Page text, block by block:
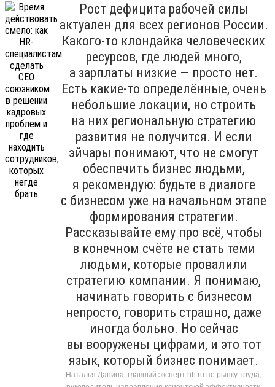
Рост дефицита рабочей силы
актуален для всех регионов России.
Какого-то клондайка человеческих
ресурсов, где людей много,
а зарплаты низкие — просто нет.
Есть какие-то определённые, очень
небольшие локации, но строить
на них региональную стратегию
развития не получится. И если
эйчары понимают, что не смогут
обеспечить бизнес людьми,
я рекомендую: будьте в диалоге
с бизнесом уже на начальном этапе
формирования стратегии.
Рассказывайте ему про всё, чтобы
в конечном счёте не стать теми
людьми, которые провалили
стратегию компании. Я понимаю,
начинать говорить с бизнесом
непросто, говорить страшно, даже
иногда больно. Но сейчас
вы вооружены цифрами, и это тот
язык, который бизнес понимает.
Наталья Данина, главный эксперт hh.ru по рынку труда,